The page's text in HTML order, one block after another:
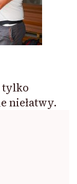
tylko
niełatwy.